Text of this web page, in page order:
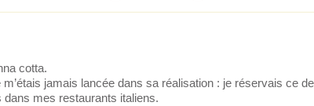
cotta.
m’étais jamais lancée dans sa réalisation : je réservais ce
dans mes restaurants italiens.